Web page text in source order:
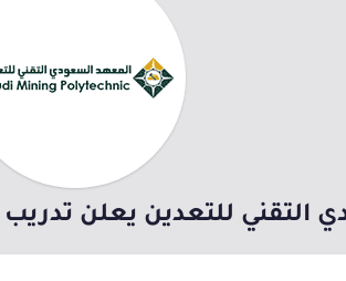
التقني للتعدين يعلن تدريب